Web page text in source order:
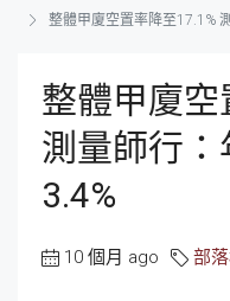
整體甲廈空置率降至17.1%
整體甲廈空
測量師行
3.4%
10 個月 ago 部